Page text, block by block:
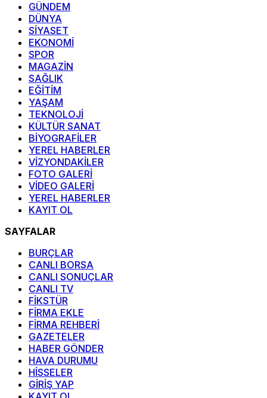
GÜNDEM
DÜNYA
SİYASET
EKONOMİ
SPOR
MAGAZİN
SAĞLIK
EĞİTİM
YAŞAM
TEKNOLOJİ
KÜLTÜR SANAT
BİYOGRAFİLER
YEREL HABERLER
VİZYONDAKİLER
FOTO GALERİ
VİDEO GALERİ
YEREL HABERLER
KAYIT OL
SAYFALAR
BURÇLAR
CANLI BORSA
CANLI SONUÇLAR
CANLI TV
FİKSTÜR
FİRMA EKLE
FİRMA REHBERİ
GAZETELER
HABER GÖNDER
HAVA DURUMU
HİSSELER
GİRİŞ YAP